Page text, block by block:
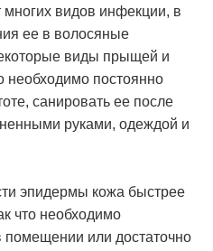
видов инфекции, в
ее в волосяные
виды прыщей и
необходимо постоянно
санировать ее после
руками, одеждой и
эпидермы кожа быстрее
что необходимо
помещении или достаточно